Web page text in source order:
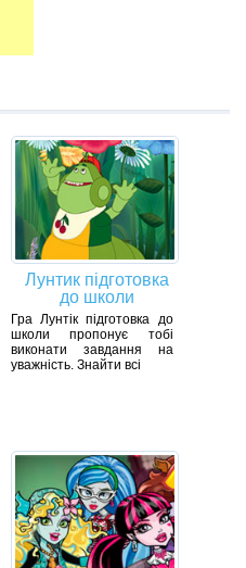
Лунтик підготовка
до школи
Гра Лунтік підготовка до
школи пропонує тобі
виконати завдання на
уважність. Знайти всі